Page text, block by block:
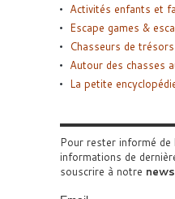
Activités enfants et
Escape games &
Chasseurs de
Autour des chasses
La petite
Pour rester informé
informations de
souscrire à notre